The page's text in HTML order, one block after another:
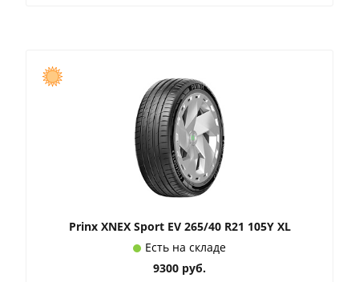
Prinx XNEX Sport EV 265/40 R21 105Y XL
Есть на складе
9300 руб.